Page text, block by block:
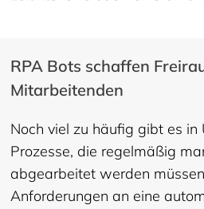
RPA Bots schaffen
Mitarbeitenden
Noch viel zu häufig gibt es in
Prozesse, die regelmäßig
abgearbeitet werden
Anforderungen an eine